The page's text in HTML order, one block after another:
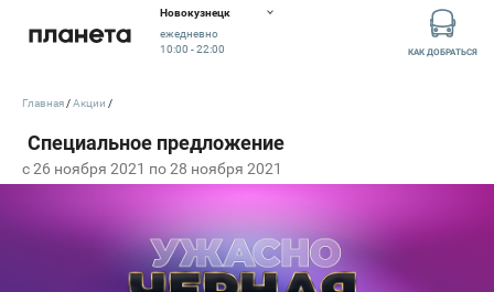
Новокузнецк
ежедневно
10:00 - 22:00
КАК ДОБРАТЬСЯ
c 26 ноября 2021 по 28 ноября 2021
Главная Акции